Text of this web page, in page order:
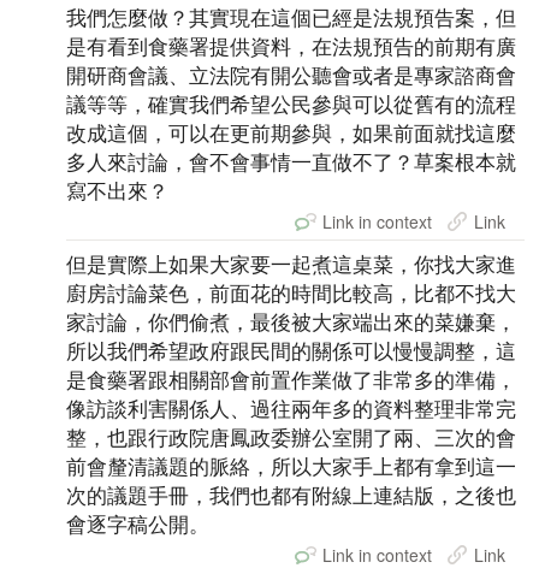
我們怎麼做？其實現在這個已經是法規預告案，但
是有看到食藥署提供資料，在法規預告的前期有廣
開研商會議、立法院有開公聽會或者是專家諮商會
議等等，確實我們希望公民參與可以從舊有的流程
改成這個，可以在更前期參與，如果前面就找這麼
多人來討論，會不會事情一直做不了？草案根本就
寫不出來？
Link in context Link
但是實際上如果大家要一起煮這桌菜，你找大家進
廚房討論菜色，前面花的時間比較高，比都不找大
家討論，你們偷煮，最後被大家端出來的菜嫌棄，
所以我們希望政府跟民間的關係可以慢慢調整，這
是食藥署跟相關部會前置作業做了非常多的準備，
像訪談利害關係人、過往兩年多的資料整理非常完
整，也跟行政院唐鳳政委辦公室開了兩、三次的會
前會釐清議題的脈絡，所以大家手上都有拿到這一
次的議題手冊，我們也都有附線上連結版，之後也
會逐字稿公開。
Link in context Link